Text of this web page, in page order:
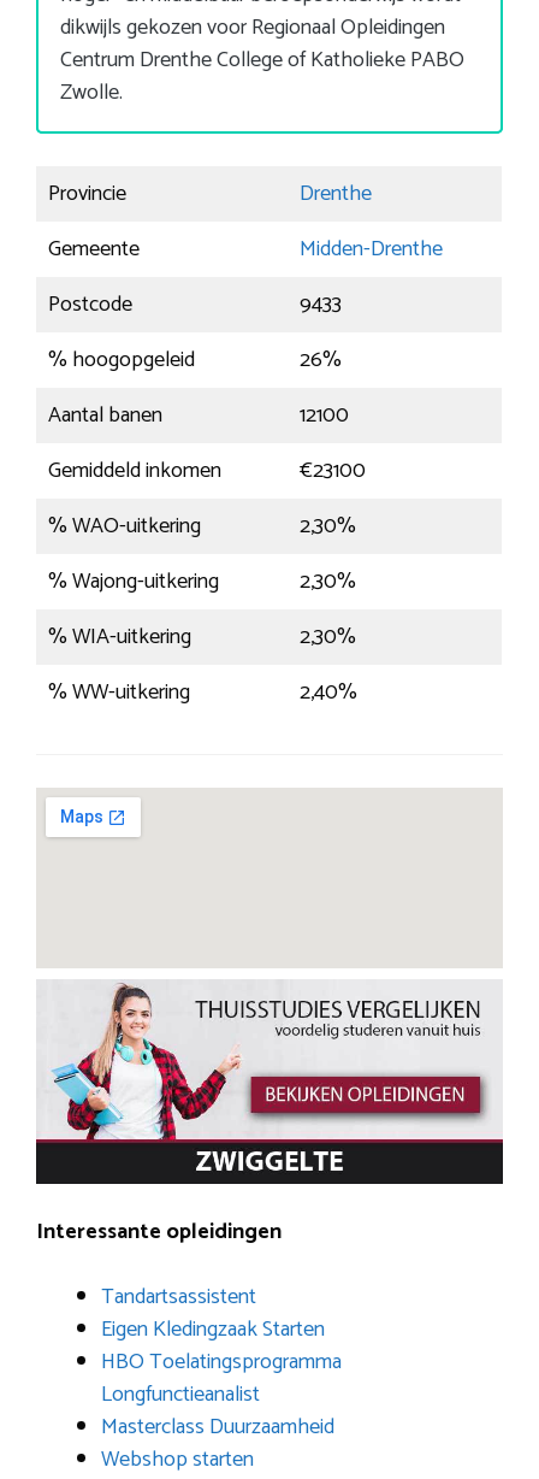
dikwijls gekozen voor Regionaal Opleidingen
Centrum Drenthe College of Katholieke PABO
Zwolle.
Provincie
Drenthe
Gemeente
Midden-Drenthe
Postcode
9433
% hoogopgeleid
26%
Aantal banen
12100
Gemiddeld inkomen
€23100
% WAO-uitkering
2,30%
% Wajong-uitkering
2,30%
% WIA-uitkering
2,30%
% WW-uitkering
2,40%
Interessante opleidingen
Tandartsassistent
Eigen Kledingzaak Starten
HBO Toelatingsprogramma
Longfunctieanalist
Masterclass Duurzaamheid
Webshop starten